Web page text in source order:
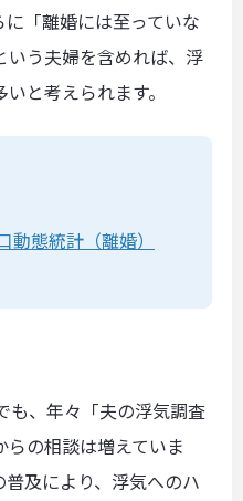
「離婚には至っていな
いう夫婦を含めれば、浮
と考えられます。
動態統計（離婚）
も、年々「夫の浮気調査
の相談は増えていま
及により、浮気へのハ